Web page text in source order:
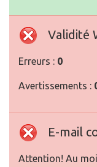
Validité
Erreurs : 0
Avertissements :
E-mail
Attention! Au